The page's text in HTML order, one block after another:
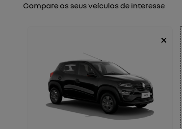
Compare os seus veículos de interesse